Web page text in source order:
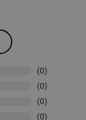
(0)
(0)
(0)
(0)